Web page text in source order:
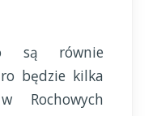
są równie
będzie kilka
Rochowych